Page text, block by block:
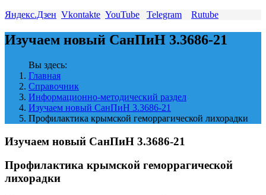
Яндекс.Дзен Vkontakte YouTube Telegram Rutube
Изучаем новый СанПиН 3.3686-21
Вы здесь:
Главная
Справочник
Информационно-методический раздел
Изучаем новый СанПиН 3.3686-21
Профилактика крымской геморрагической лихорадки
Изучаем новый СанПиН 3.3686-21
Профилактика крымской геморрагической
лихорадки